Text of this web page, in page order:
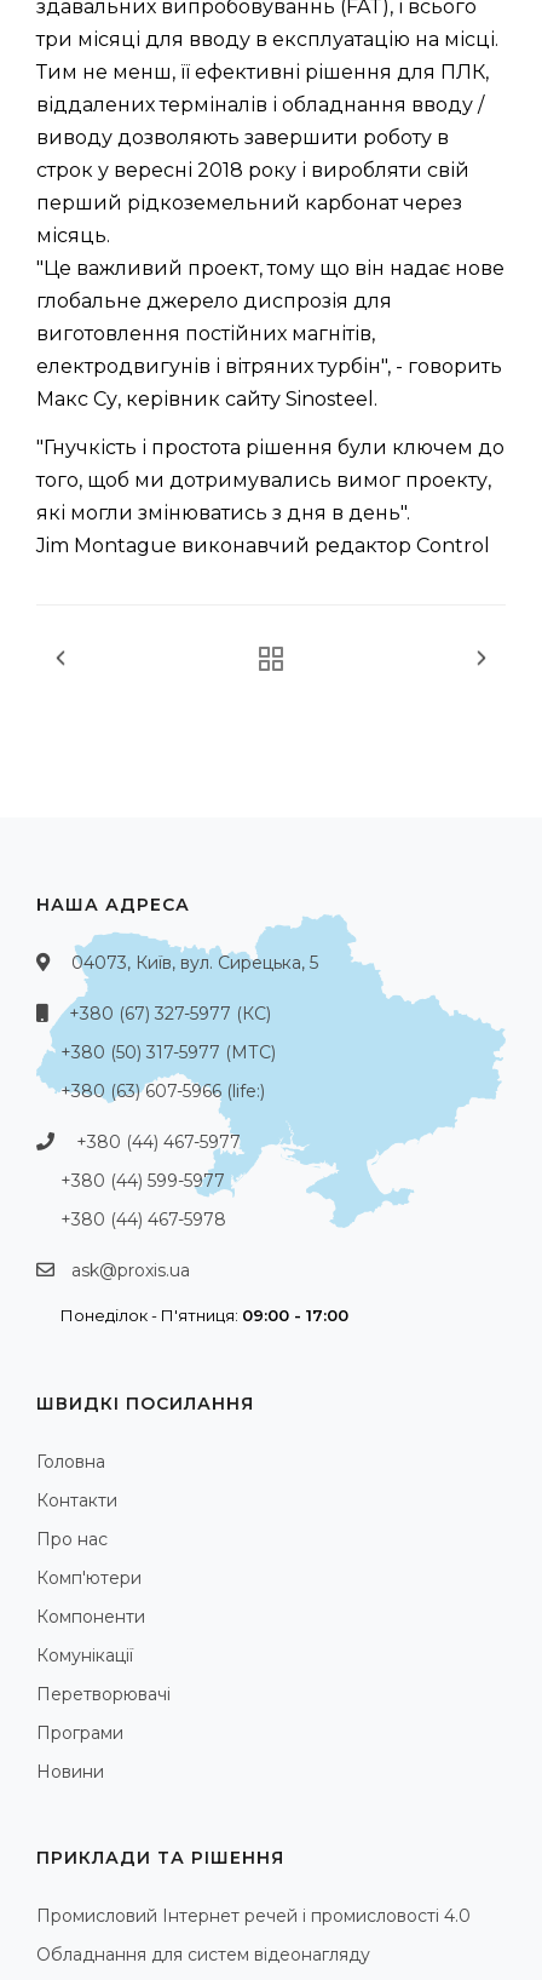
здавальних випробовуваннь (FAT), і всього
три місяці для вводу в експлуатацію на місці.
Тим не менш, її ефективні рішення для ПЛК,
віддалених терміналів і обладнання вводу /
виводу дозволяють завершити роботу в
строк у вересні 2018 року і виробляти свій
перший рідкоземельний карбонат через
місяць.
"Це важливий проект, тому що він надає нове
глобальне джерело диспрозія для
виготовлення постійних магнітів,
електродвигунів і вітряних турбін", - говорить
Макс Су, керівник сайту Sinosteel.
"Гнучкість і простота рішення були ключем до
того, щоб ми дотримувались вимог проекту,
які могли змінюватись з дня в день".
Jim Montague виконавчий редактор Control
НАША АДРЕСА
04073, Київ, вул. Сирецька, 5
+380 (67) 327-5977 (КС)
+380 (50) 317-5977 (МТС)
+380 (63) 607-5966 (life:)
+380 (44) 467-5977
+380 (44) 599-5977
+380 (44) 467-5978
ask@proxis.ua
Понеділок - П'ятниця: 09:00 - 17:00
ШВИДКІ ПОСИЛАННЯ
Головна
Контакти
Про нас
Комп'ютери
Компоненти
Комунікації
Перетворювачі
Програми
Новини
ПРИКЛАДИ ТА РІШЕННЯ
Промисловий Інтернет речей і промисловості 4.0
Обладнання для систем відеонагляду